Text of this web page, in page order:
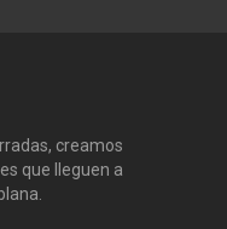
creamos
que lleguen a